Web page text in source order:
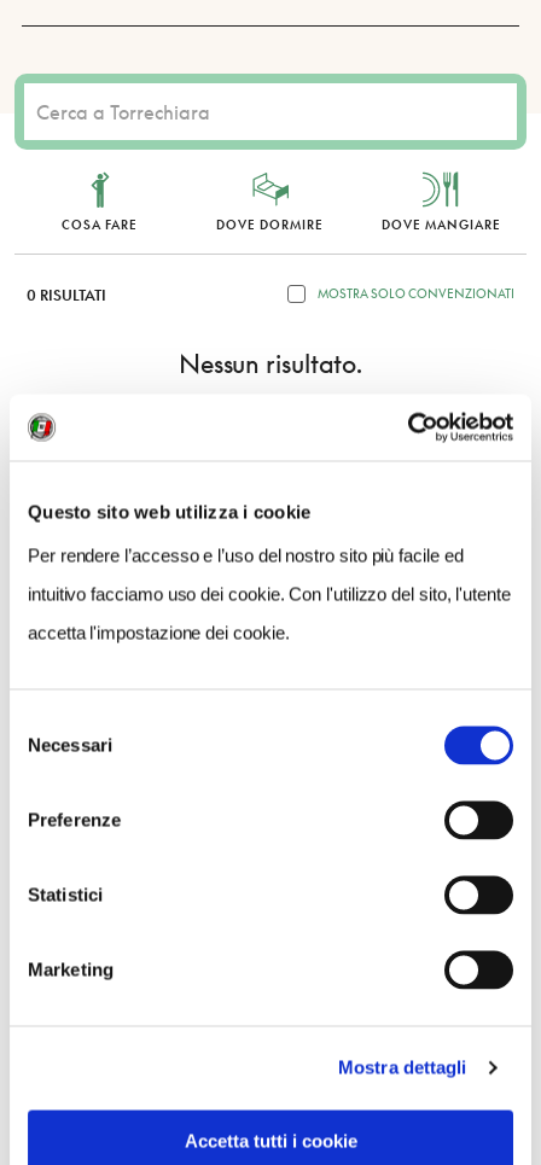
Questo sito web utilizza i cookie
Per rendere l’accesso e l’uso del nostro sito più facile ed
intuitivo facciamo uso dei cookie. Con l'utilizzo del sito, l'utente
accetta l'impostazione dei cookie.
delNecessari
Preferenze
Statistici
Marketing
Mostra dettagli
Accetta tutti i cookie
COSA FARE DOVE DORMIRE DOVE MANGIARE
0 RISULTATI MOSTRA SOLO CONVENZIONATI
Nessun risultato.